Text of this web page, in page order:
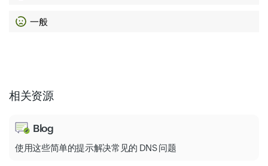
一般
相关资源
Blog
使用这些简单的提示解决常见的 DNS 问题